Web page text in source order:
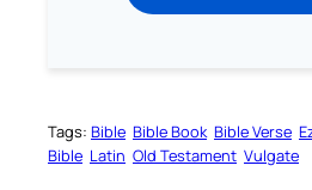
Tags: Bible Bible Book Bible Verse
Bible Latin Old Testament Vulgate